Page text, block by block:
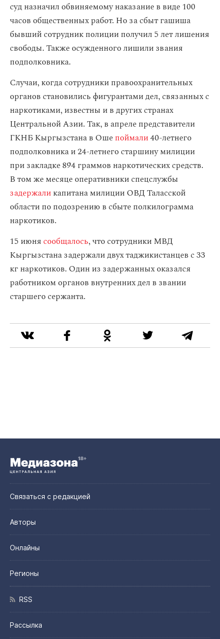
суд назначил обвиняемому наказание в виде 100
часов общественных работ. Но за сбыт гашиша
бывший сотрудник полиции получил 5 лет лишения
свободы. Также осужденного лишили звания
подполковника.
Случаи, когда сотрудники правоохранительных
органов становились фигурантами дел, связанных с
наркотиками, известны и в других странах
Центральной Азии. Так, в апреле представители
ГКНБ Кыргызстана в Ошепоймали40-летнего
подполковника и 24-летнего старшину милиции
при закладке 894 граммов наркотических средств.
В том же месяце оперативники спецслужбы
задержаликапитана милиции ОВД Таласской
области по подозрению в сбыте полкилограмма
наркотиков.
15 июнясообщалось, что сотрудники МВД
Кыргызстана задержали двух таджикистанцев с 33
кг наркотиков. Один из задержанных оказался
работником органов внутренних дел в звании
старшего сержанта.
Связаться с редакцией
Авторы
Онлайны
Регионы
RSS
Рассылка